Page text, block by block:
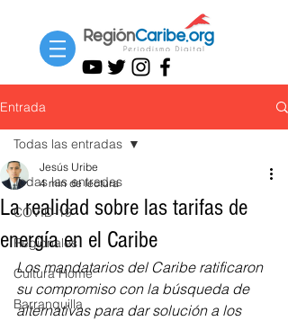
Entrada
Todas las entradas
COVID-19
Regionales
Cultura Home
Barranquilla
Todas las entradas
La realidad sobre las tarifas de
energía en el Caribe
Jesús Uribe
4 min de lectura
Los mandatarios del Caribe ratificaron
su compromiso con la búsqueda de
alternativas para dar solución a los